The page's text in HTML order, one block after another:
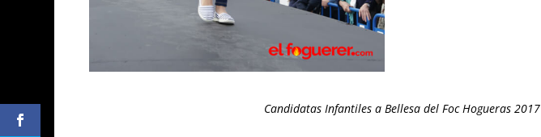
Candidatas Infantiles a Bellesa del Foc Hogueras 2017